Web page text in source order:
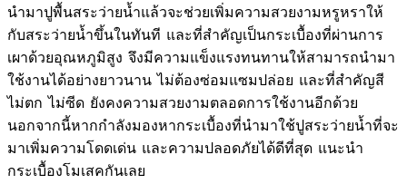
นำมาปูพื้นสระว่ายน้ำแล้วจะช่วยเพิ่มความสวยงามหรูหราให้
กับสระว่ายน้ำขึ้นในทันที และที่สำคัญเป็นกระเบื้องที่ผ่านการ
เผาด้วยอุณหภูมิสูง จึงมีความแข็งแรงทนทานให้สามารถนำมา
ใช้งานได้อย่างยาวนาน ไม่ต้องซ่อมแซมปล่อย และที่สำคัญสี
ไม่ตก ไม่ซีด ยังคงความสวยงามตลอดการใช้งานอีกด้วย
นอกจากนี้หากกำลังมองหากระเบื้องที่นำมาใช้ปูสระว่ายน้ำที่จะ
มาเพิ่มความโดดเด่น และความปลอดภัยได้ดีที่สุด แนะนำ
กระเบื้องโมเสคกันเลย